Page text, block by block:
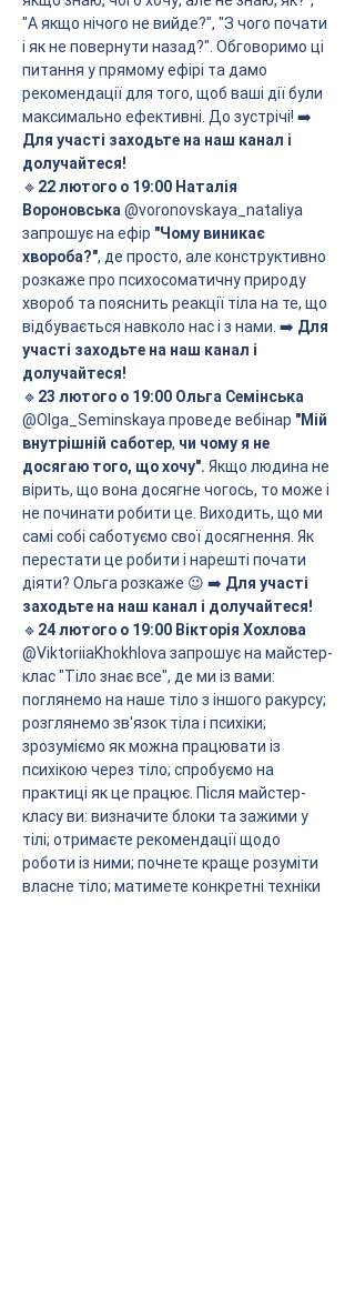
"А якщо нічого не вийде?", "З чого почати
і як не повернути назад?". Обговоримо ці
питання у прямому ефірі та дамо
рекомендації для того, щоб ваші дії були
максимально ефективні. До зустрічі! ➡️
Для участі заходьте на наш канал і
долучайтеся!
🔹 22 лютого о 19:00 Наталія
Вороновська @voronovskaya_nataliya
запрошує на ефір "Чому виникає
хвороба?", де просто, але конструктивно
розкаже про психосоматичну природу
хвороб та пояснить реакції тіла на те, що
відбувається навколо нас і з нами. ➡️ Для
участі заходьте на наш канал і
долучайтеся!
🔹 23 лютого о 19:00 Ольга Семінська
@Olga_Seminskaya проведе вебінар "Мій
внутрішній саботер, чи чому я не
досягаю того, що хочу". Якщо людина не
вірить, що вона досягне чогось, то може і
не починати робити це. Виходить, що ми
самі собі саботуємо свої досягнення. Як
перестати це робити і нарешті почати
діяти? Ольга розкаже 😉 ➡️ Для участі
заходьте на наш канал і долучайтеся!
🔹 24 лютого о 19:00 Вікторія Хохлова
@ViktoriiaKhokhlova запрошує на майстер-
клас "Тіло знає все", де ми із вами:
поглянемо на наше тіло з іншого ракурсу;
розглянемо зв'язок тіла і психіки;
зрозуміємо як можна працювати із
психікою через тіло; спробуємо на
практиці як це працює. Після майстер-
класу ви: визначите блоки та зажими у
тілі; отримаєте рекомендації щодо
роботи із ними; почнете краще розуміти
власне тіло; матимете конкретні техніки